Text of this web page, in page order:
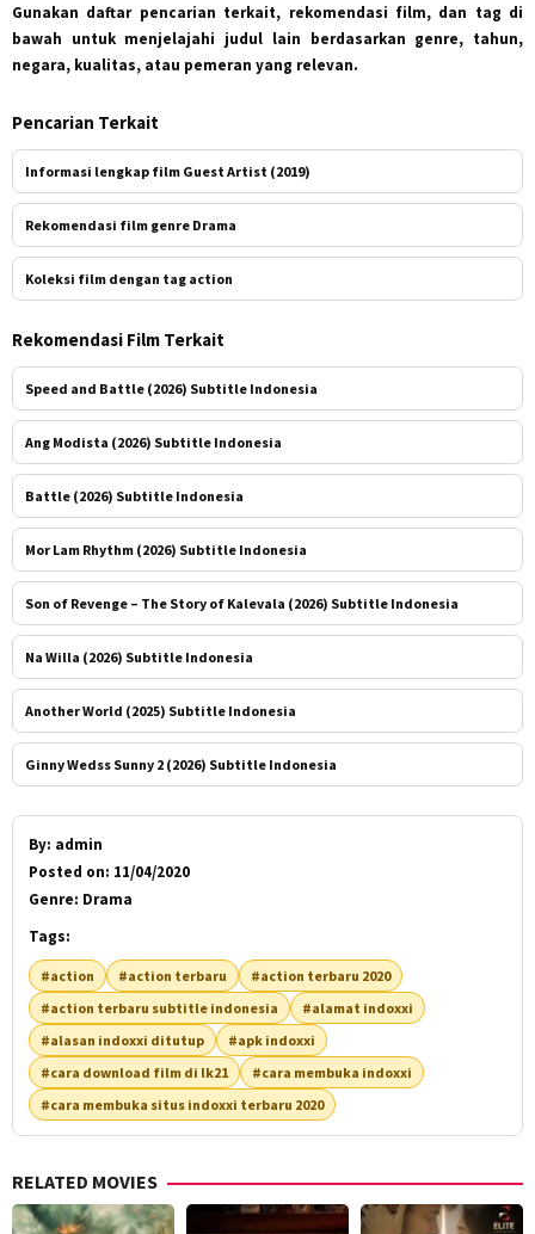
Gunakan daftar pencarian terkait, rekomendasi film, dan tag di
bawah untuk menjelajahi judul lain berdasarkan genre, tahun,
negara, kualitas, atau pemeran yang relevan.
Pencarian Terkait
Informasi lengkap film Guest Artist (2019)
Rekomendasi film genre Drama
Koleksi film dengan tag action
Rekomendasi Film Terkait
Speed and Battle (2026) Subtitle Indonesia
Ang Modista (2026) Subtitle Indonesia
Battle (2026) Subtitle Indonesia
Mor Lam Rhythm (2026) Subtitle Indonesia
Son of Revenge – The Story of Kalevala (2026) Subtitle Indonesia
Na Willa (2026) Subtitle Indonesia
Another World (2025) Subtitle Indonesia
Ginny Wedss Sunny 2 (2026) Subtitle Indonesia
By: admin
Posted on: 11/04/2020
Genre: Drama
Tags:
#action #action terbaru
#action terbaru 2020
#action terbaru subtitle indonesia
#alamat indoxxi
#alasan indoxxi ditutup
#apk indoxxi
#cara download film di lk21
#cara membuka indoxxi
#cara membuka situs indoxxi terbaru 2020
RELATED MOVIES